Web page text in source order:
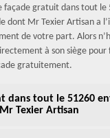
façade gratuit dans tout le
dont Mr Texier Artisan a
de votre part. Alors
à son siège
gratuitement.
dans tout le 51260
Texier Artisan